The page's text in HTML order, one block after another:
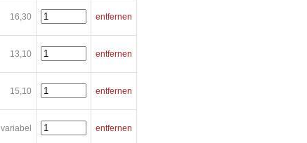
16,30 entfernen
13,10 entfernen
15,10 entfernen
variabel entfernen